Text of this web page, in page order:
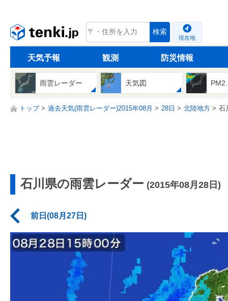
tenki.jp 検索
現在地
天気予報 観測 防災情報
雨雲レーダー 天気図
トップ 過去天気(雨雲レーダー)2015年08月 28日 北陸地方 石
石川県の雨雲レーダー (2015年08月28日)
前日(08月27日)